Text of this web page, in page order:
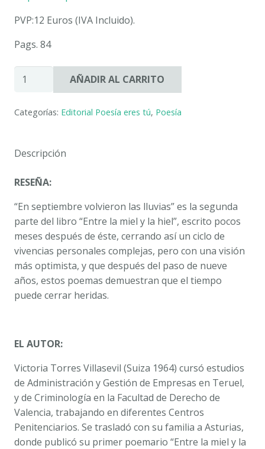
PVP:12 Euros (IVA Incluido).
Pags. 84
EN
LAS
VICTORIA
TORRES
VILLASEVIL
AÑADIR AL CARRITO
Categorías: Editorial Poesía eres tú, Poesía
Descripción
RESEÑA:
“En septiembre volvieron las lluvias” es la segunda
parte del libro “Entre la miel y la hiel”, escrito pocos
meses después de éste, cerrando así un ciclo de
vivencias personales complejas, pero con una visión
más optimista, y que después del paso de nueve
años, estos poemas demuestran que el tiempo
puede cerrar heridas.
EL AUTOR:
Victoria Torres Villasevil (Suiza 1964) cursó estudios
de Administración y Gestión de Empresas en Teruel,
y de Criminología en la Facultad de Derecho de
Valencia, trabajando en diferentes Centros
Penitenciarios. Se trasladó con su familia a Asturias,
donde publicó su primer poemario “Entre la miel y la